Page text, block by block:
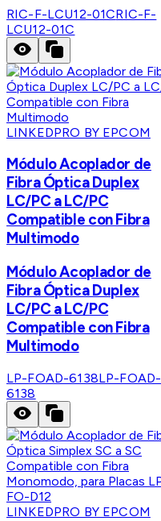
RIC-F-LCU12-01CRIC-F-
LCU12-01C
LINKEDPRO BY EPCOM
Módulo Acoplador de
Fibra Óptica Duplex
LC/PC a LC/PC
Compatible con Fibra
Multimodo
Módulo Acoplador de
Fibra Óptica Duplex
LC/PC a LC/PC
Compatible con Fibra
Multimodo
LP-FOAD-6138LP-FOAD-
6138
LINKEDPRO BY EPCOM